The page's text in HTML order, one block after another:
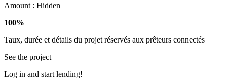
Amount : Hidden
100%
Taux, durée et détails du projet réservés aux prêteurs connectés
See the project
Log in and start lending!